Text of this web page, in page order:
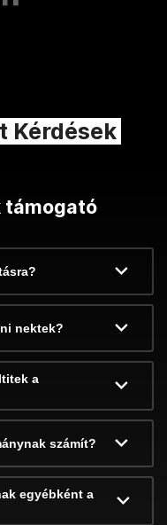
Kérdések
támogató
nektek?
a
számít?
egyébként a